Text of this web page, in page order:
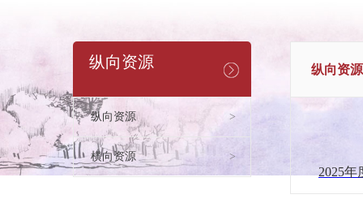
纵向资源
纵向资源 >
横向资源 >
纵向资源
2025